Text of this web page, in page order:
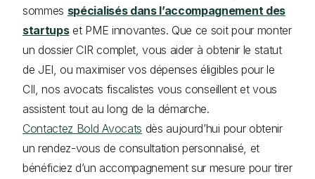
sommes spécialisés dans l’accompagnement des
startupset PME innovantes. Que ce soit pour monter
un dossier CIR complet, vous aider à obtenir le statut
de JEI, ou maximiser vos dépenses éligibles pour le
CII, nos avocats fiscalistes vous conseillent et vous
assistent tout au long de la démarche.
Contactez Bold Avocats dès aujourd’hui pour obtenir
un rendez-vous de consultation personnalisé, et
bénéficiez d’un accompagnement sur mesure pour tirer